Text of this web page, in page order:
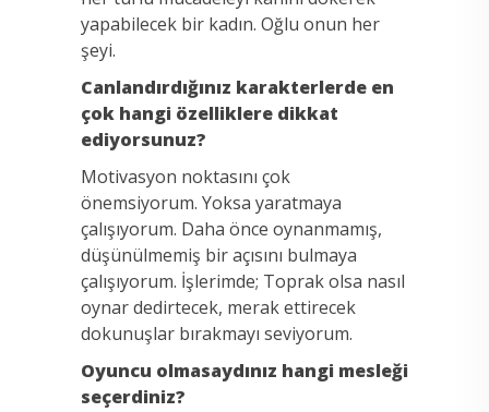
yapabilecek bir kadın. Oğlu onun her
şeyi.
Canlandırdığınız karakterlerde en
çok hangi özelliklere dikkat
ediyorsunuz?
Motivasyon noktasını çok
önemsiyorum. Yoksa yaratmaya
çalışıyorum. Daha önce oynanmamış,
düşünülmemiş bir açısını bulmaya
çalışıyorum. İşlerimde; Toprak olsa nasıl
oynar dedirtecek, merak ettirecek
dokunuşlar bırakmayı seviyorum.
Oyuncu olmasaydınız hangi mesleği
seçerdiniz?